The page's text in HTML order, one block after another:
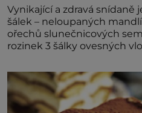
Vynikající a zdravá snídaně je tu! Suroviny
šálek – neloupaných
ořechů slunečnicových
rozinek 3 šálky ovesných